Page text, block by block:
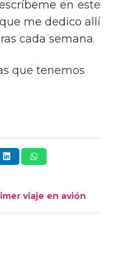
en este
me dedico allí
cada semana.
que tenemos
viaje en avión